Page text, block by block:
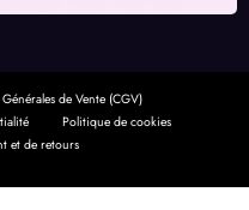
de Vente (CGV)
Politique de cookies
et de retours